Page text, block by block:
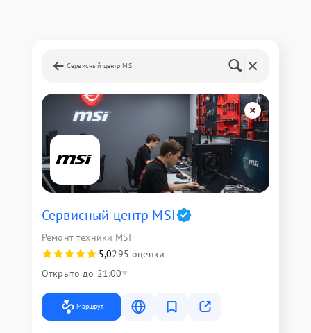
Сервисный центр MSI
Сервисный центр MSI
Ремонт техники MSI
5,0295 оценки
Открыто до 21:00
Маршрут